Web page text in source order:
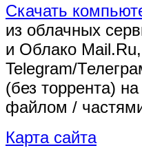
Скачать
из облачных
и Облако
Telegram/
(без торрента)
файлом /
Карта сайта